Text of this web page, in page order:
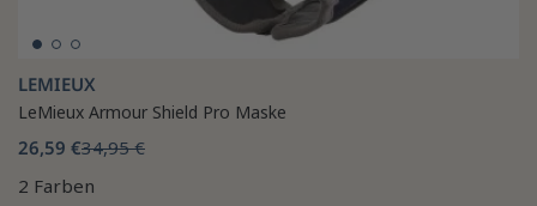
LEMIEUX
LeMieux Armour Shield Pro Maske
26,59 €34,95 €
2 Farben